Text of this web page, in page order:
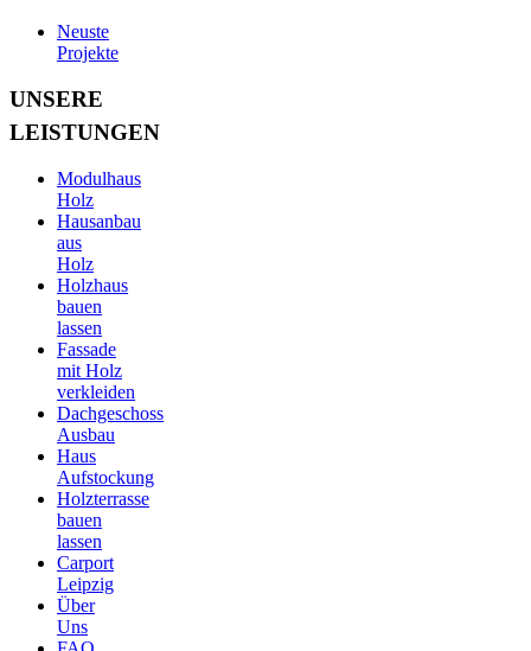
Neuste
Projekte
UNSERE
LEISTUNGEN
Modulhaus
Holz
Hausanbau
aus
Holz
Holzhaus
bauen
lassen
Fassade
mit Holz
verkleiden
Dachgeschoss
Ausbau
Haus
Aufstockung
Holzterrasse
bauen
lassen
Carport
Leipzig
Über
Uns